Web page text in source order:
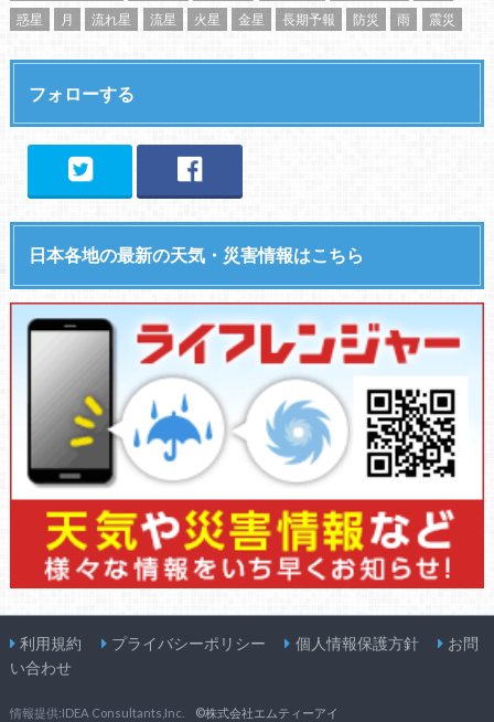
惑星
月 流れ星 流星 火星 金星 長期予報 防災 雨 震災
フォローする
日本各地の最新の天気・災害情報はこちら
利用規約 プライバシーポリシー 個人情報保護方針
お問
い合わせ
情報提供:IDEA Consultants,Inc. ©株式会社エムティーアイ